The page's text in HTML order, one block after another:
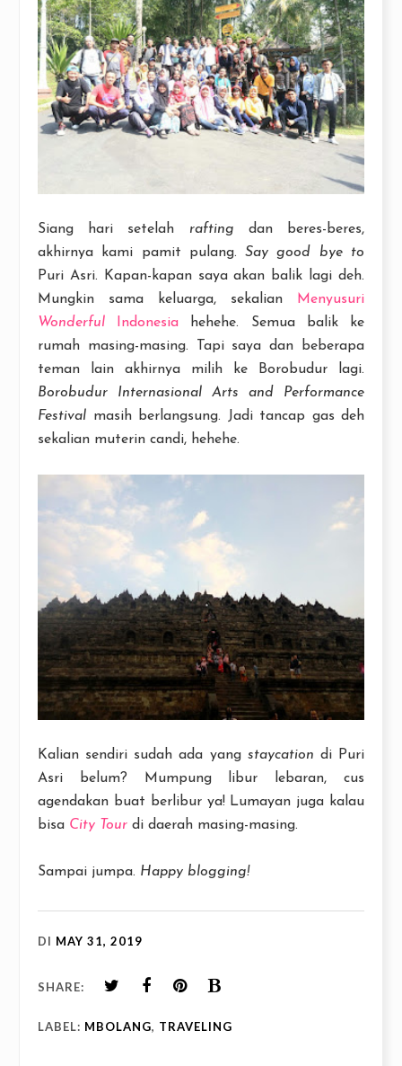
Siang hari setelah rafting dan beres-beres,
akhirnya kami pamit pulang.Say good bye to
Puri Asri. Kapan-kapan saya akan balik lagi deh.
Mungkin sama keluarga, sekalian
Menyusuri
Wonderful Indonesia hehehe. Semua balik ke
rumah masing-masing. Tapi saya dan beberapa
teman lain akhirnya milih ke Borobudur lagi.
Borobudur Internasional Arts and Performance
Festival masih berlangsung. Jadi tancap gas deh
sekalian muterin candi, hehehe.
Kalian sendiri sudah ada yang staycation di Puri
Asri belum? Mumpung libur lebaran, cus
agendakan buat berlibur ya! Lumayan juga kalau
bisa City Tour di daerah masing-masing.
Sampai jumpa. Happy blogging!
DI MAY 31, 2019
SHARE:
LABEL: MBOLANG, TRAVELING